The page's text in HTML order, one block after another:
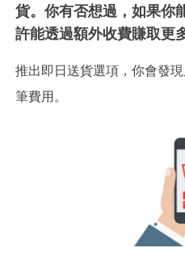
貨。你有否想過，如果你
許能透過額外收費賺取更
推出即日送貨選項，你會發
筆費用。